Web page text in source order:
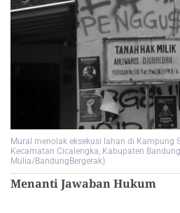
Mural menolak eksekusi lahan di Kampung
Kecamatan Cicalengka, Kabupaten
Mulia/BandungBergerak)
Menanti Jawaban Hukum